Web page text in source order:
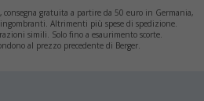
gratuita a partire da 50 euro in Germania,
Altrimenti più spese di spedizione.
simili. Solo fino a esaurimento scorte.
al prezzo precedente di Berger.